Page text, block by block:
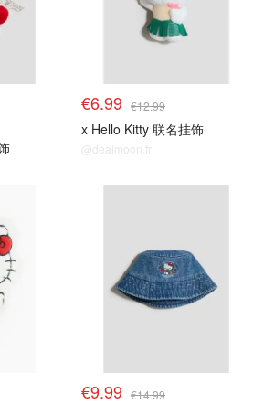
€6.99 €12.99
x Hello Kitty 联名挂饰
@dealmoon.fr
€9.99 €14.99